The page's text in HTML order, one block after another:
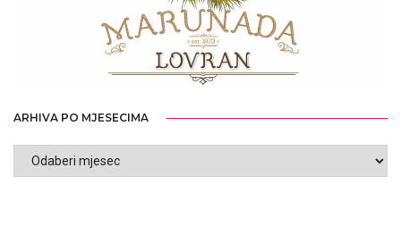
ARHIVA PO MJESECIMA
ARHIVA